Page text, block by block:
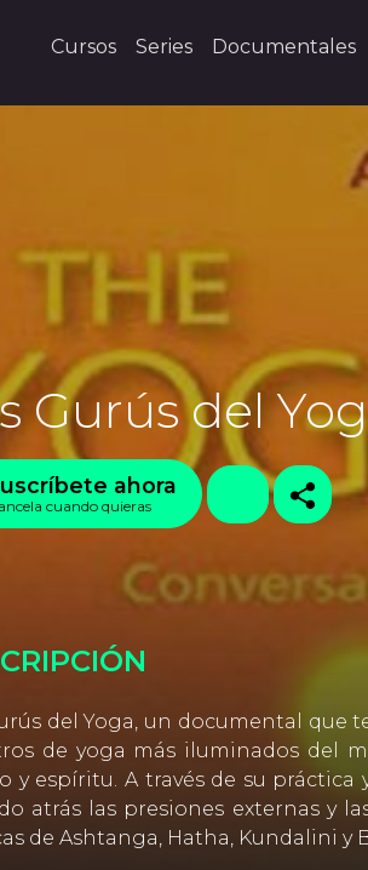
Cursos Series Documentales
Gurús del
ahora
cuando quieras
del Yoga, un documental que
de yoga más iluminados del
y espíritu. A través de su
atrás las presiones externas y
de Ashtanga, Hatha, Kundalini y